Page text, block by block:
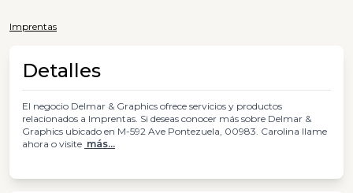
Imprentas
Detalles
El negocio Delmar & Graphics ofrece servicios y productos
relacionados a Imprentas. Si deseas conocer más sobre Delmar &
Graphics ubicado en M-592 Ave Pontezuela, 00983. Carolina llame
ahora o visite más...